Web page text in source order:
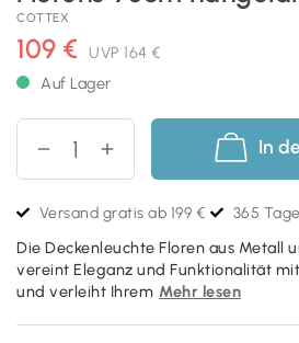
COTTEX
109 € UVP 164 €
Auf Lager
In
Versand gratis ab 199 € 365
Die Deckenleuchte Floren aus Metall
vereint Eleganz und Funktionalität
und verleiht Ihrem Mehr lesen